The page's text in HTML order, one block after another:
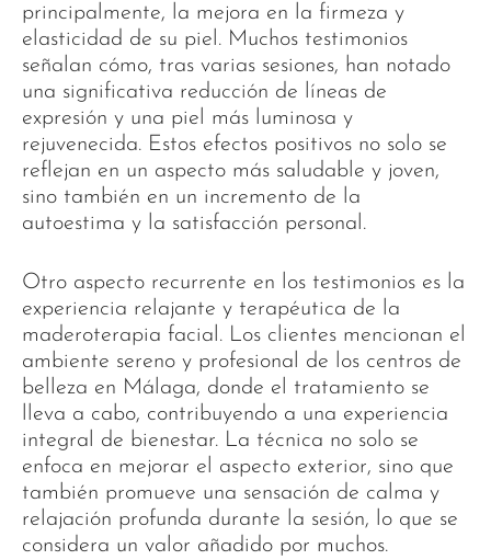
principalmente, la mejora en la firmeza y
elasticidad de su piel. Muchos testimonios
señalan cómo, tras varias sesiones, han notado
una significativa reducción de líneas de
expresión y una piel más luminosa y
rejuvenecida. Estos efectos positivos no solo se
reflejan en un aspecto más saludable y joven,
sino también en un incremento de la
autoestima y la satisfacción personal.
Otro aspecto recurrente en los testimonios es la
experiencia relajante y terapéutica de la
maderoterapia facial. Los clientes mencionan el
ambiente sereno y profesional de los centros de
belleza en Málaga, donde el tratamiento se
lleva a cabo, contribuyendo a una experiencia
integral de bienestar. La técnica no solo se
enfoca en mejorar el aspecto exterior, sino que
también promueve una sensación de calma y
relajación profunda durante la sesión, lo que se
considera un valor añadido por muchos.